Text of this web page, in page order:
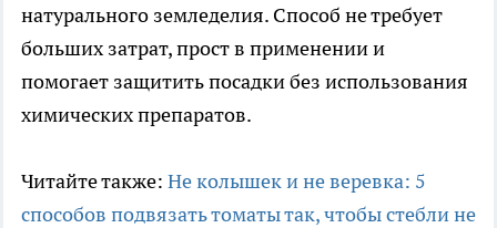
натурального земледелия. Способ не требует
больших затрат, прост в применении и
помогает защитить посадки без использования
химических препаратов.
Читайте также: Не колышек и не веревка: 5
способов подвязать томаты так, чтобы стебли не